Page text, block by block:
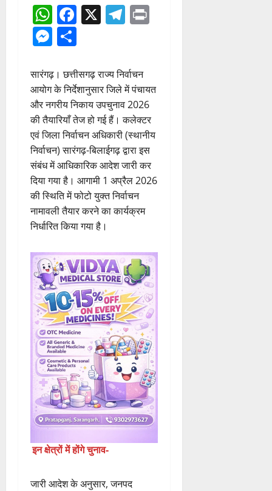
WhatsApp
Facebook
X Telegram
Messenger
​सारंगढ़। छत्तीसगढ़ राज्य निर्वाचन
आयोग के निर्देशानुसार जिले में पंचायत
और नगरीय निकाय उपचुनाव 2026
की तैयारियाँ तेज हो गई हैं। कलेक्टर
एवं जिला निर्वाचन अधिकारी (स्थानीय
निर्वाचन) सारंगढ़-बिलाईगढ़ द्वारा इस
संबंध में आधिकारिक आदेश जारी कर
दिया गया है। आगामी 1 अप्रैल 2026
की स्थिति में फोटो युक्त निर्वाचन
नामावली तैयार करने का कार्यक्रम
निर्धारित किया गया है।
इन क्षेत्रों में होंगे चुनाव-
​जारी आदेश के अनुसार, जनपद